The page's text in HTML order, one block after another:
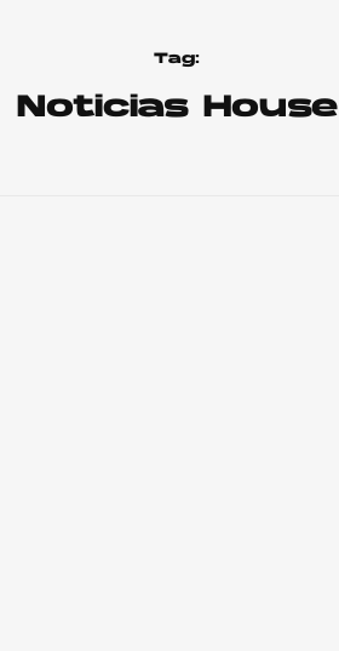
Tag:
Noticias House